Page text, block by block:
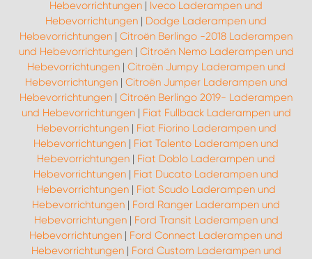
Hebevorrichtungen | Iveco Laderampen und
Hebevorrichtungen | Dodge Laderampen und
Hebevorrichtungen | Citroën Berlingo -2018 Laderampen
und Hebevorrichtungen| Citroën Nemo Laderampen und
Hebevorrichtungen| Citroën Jumpy Laderampen und
Hebevorrichtungen| Citroën Jumper Laderampen und
Hebevorrichtungen | Citroën Berlingo 2019- Laderampen
und Hebevorrichtungen| Fiat Fullback Laderampen und
Hebevorrichtungen| Fiat Fiorino Laderampen und
Hebevorrichtungen | Fiat Talento Laderampen und
Hebevorrichtungen | Fiat Doblo Laderampen und
Hebevorrichtungen | Fiat Ducato Laderampen und
Hebevorrichtungen | Fiat Scudo Laderampen und
Hebevorrichtungen | Ford Ranger Laderampen und
Hebevorrichtungen| Ford Transit Laderampen und
Hebevorrichtungen | Ford Connect Laderampen und
Hebevorrichtungen| Ford Custom Laderampen und